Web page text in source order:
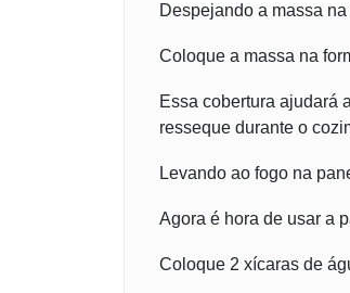
Despejando a massa
Coloque a massa na
Essa cobertura ajudará
resseque durante o
Levando ao fogo na
Agora é hora de usar a
Coloque 2 xícaras de